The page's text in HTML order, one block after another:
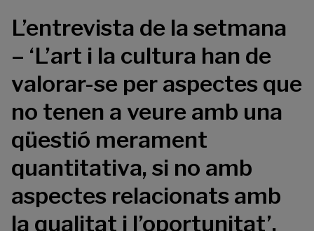
L’entrevista de la setmana
– ‘L’art i la cultura han de
valorar-se per aspectes que
no tenen a veure amb una
qüestió merament
quantitativa, si no amb
aspectes relacionats amb
la qualitat i l’oportunitat’,